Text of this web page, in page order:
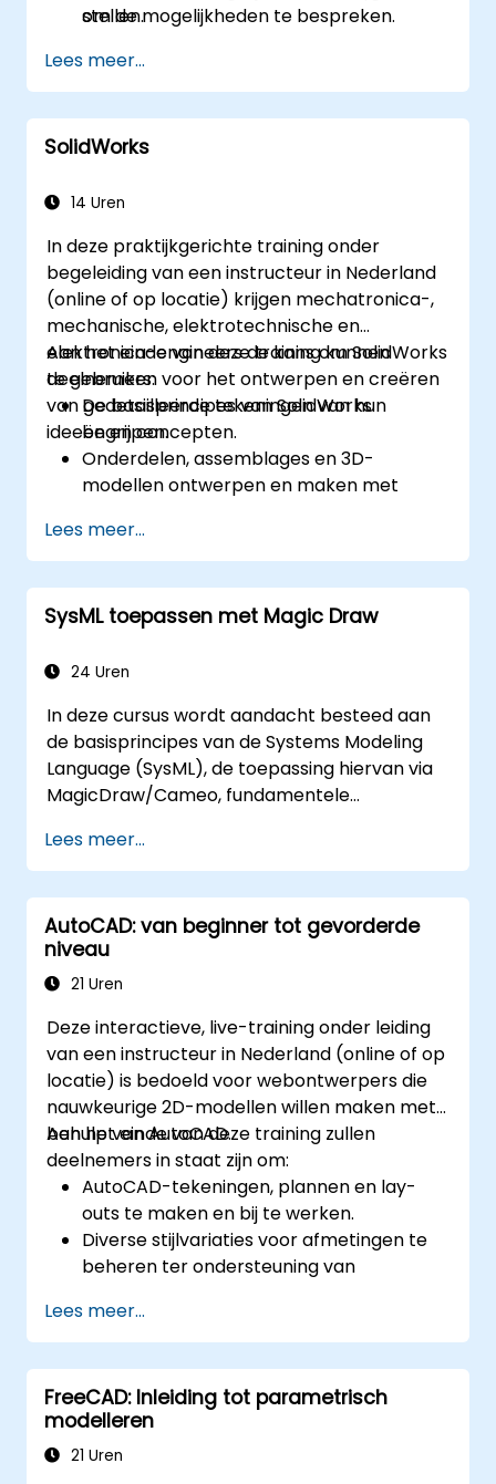
stellen.
om de mogelijkheden te bespreken.
Lees meer...
SolidWorks
14 Uren
In deze praktijkgerichte training onder
begeleiding van een instructeur in Nederland
(online of op locatie) krijgen mechatronica-,
mechanische, elektrotechnische en
elektronica-engineers de kans om SolidWorks
te gebruiken voor het ontwerpen en creëren
van gedetailleerde tekeningen van hun
ideeën en concepten.
Aan het einde van deze training kunnen
deelnemers:
De basisprincipes van SolidWorks
begrijpen.
Onderdelen, assemblages en 3D-
modellen ontwerpen en maken met
Lees meer...
SysML toepassen met Magic Draw
24 Uren
In deze cursus wordt aandacht besteed aan
de basisprincipes van de Systems Modeling
Language (SysML), de toepassing hiervan via
MagicDraw/Cameo, fundamentele
Based Systems Engineering (MBSE) en
relevante best practices op het gebied van
MBSE.
Lees meer...
AutoCAD: van beginner tot gevorderde
niveau
21 Uren
Deze interactieve, live-training onder leiding
van een instructeur in Nederland (online of op
locatie) is bedoeld voor webontwerpers die
nauwkeurige 2D-modellen willen maken met
behulp van AutoCAD.
Aan het einde van deze training zullen
deelnemers in staat zijn om:
AutoCAD-tekeningen, plannen en lay-
outs te maken en bij te werken.
Diverse stijlvariaties voor afmetingen te
beheren ter ondersteuning van
Het Cartesische coördinatenstelsel
beheersen, zodat ze relevante en
dynamische invoer kunnen vervaardigen.
Lees meer...
FreeCAD: Inleiding tot parametrisch
modelleren
21 Uren